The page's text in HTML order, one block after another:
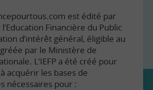
est édité par
Financière du Public
d’intérêt général, éligible au
par le Ministère de
L’IEFP a été créé pour
acquérir les bases de
nécessaires pour :